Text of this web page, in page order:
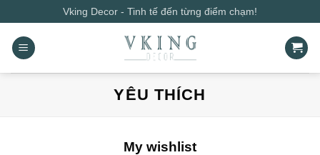
qua
nội
dung
Vking Decor - Tinh tế đến từng điểm chạm!
YÊU THÍCH
My wishlist